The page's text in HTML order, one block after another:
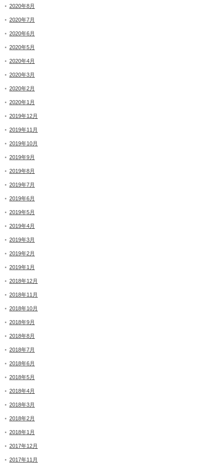
2020年8月
2020年7月
2020年6月
2020年5月
2020年4月
2020年3月
2020年2月
2020年1月
2019年12月
2019年11月
2019年10月
2019年9月
2019年8月
2019年7月
2019年6月
2019年5月
2019年4月
2019年3月
2019年2月
2019年1月
2018年12月
2018年11月
2018年10月
2018年9月
2018年8月
2018年7月
2018年6月
2018年5月
2018年4月
2018年3月
2018年2月
2018年1月
2017年12月
2017年11月